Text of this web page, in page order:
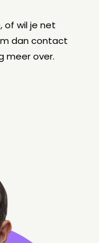
of wil je net
dan contact
meer over.